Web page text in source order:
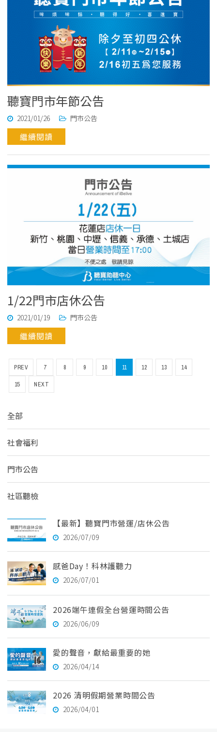
聽寶門市年節公告
2021/01/26 門市公告
繼續閱讀
1/22門市店休公告
2021/01/19 門市公告
繼續閱讀
PREV 7 8 9 10 11 12 13 14
15 NEXT
全部
社會福利
門市公告
社區聽檢
【最新】聽寶門市營運/店休公告
2026/07/09
感爸Day！科林護聽力
2026/07/01
2026端午連假全台營運時間公告
2026/06/09
愛的聲音，獻給最重要的她
2026/04/14
2026 清明假期營業時間公告
2026/04/01